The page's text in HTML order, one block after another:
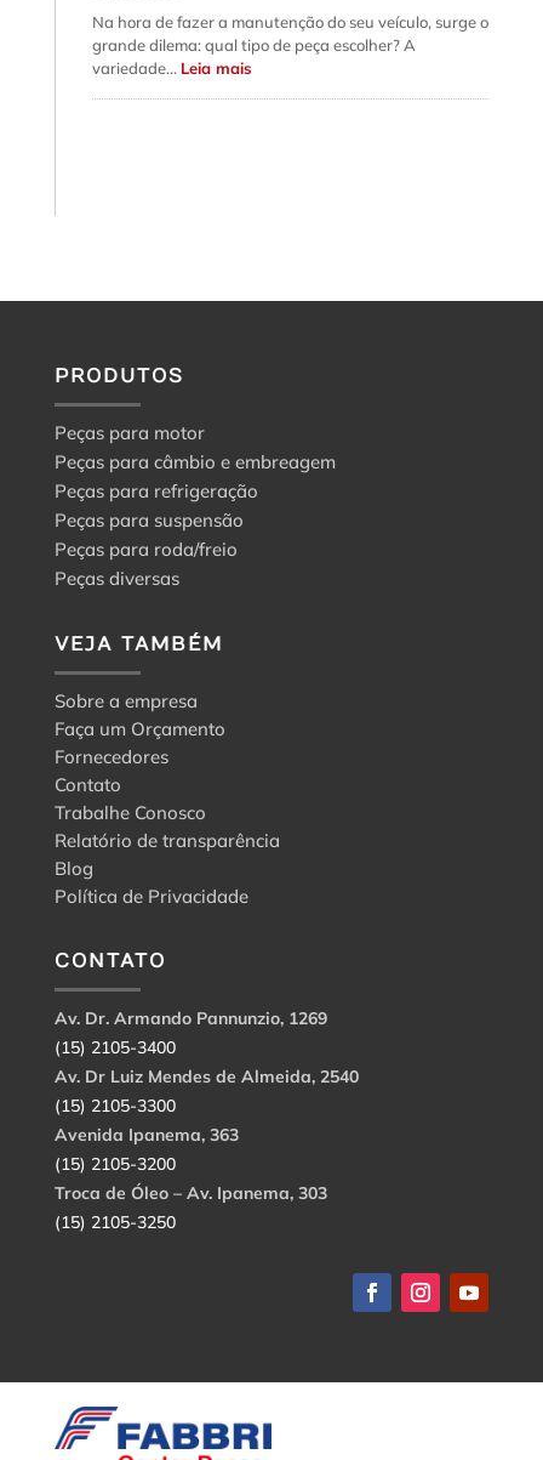
Na hora de fazer a manutenção do seu veículo, surge o
grande dilema: qual tipo de peça escolher? A
variedade… Leia mais:
Peça
genuína,
PRODUTOS
Peças para motor
Peças para câmbio e embreagem
Peças para refrigeração
Peças para suspensão
Peças para roda/freio
Peças diversas
VEJA TAMBÉM
Sobre a empresa
Faça um Orçamento
Fornecedores
Contato
Trabalhe Conosco
Relatório de transparência
Blog
Política de Privacidade
CONTATO
Av. Dr. Armando Pannunzio, 1269
(15) 2105-3400
Av. Dr Luiz Mendes de Almeida, 2540
(15) 2105-3300
Avenida Ipanema, 363
(15) 2105-3200
Troca de Óleo – Av. Ipanema, 303
(15) 2105-3250